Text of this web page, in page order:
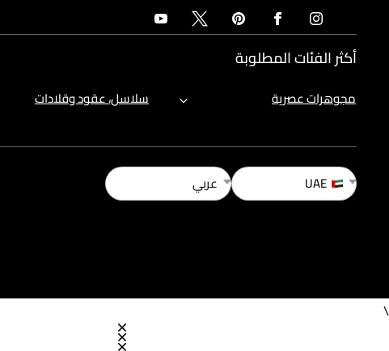
أكثر الفئات المطلوبة
مجوهرات عصرية سلاسل، عقود وقلادات
UAE عربي
\